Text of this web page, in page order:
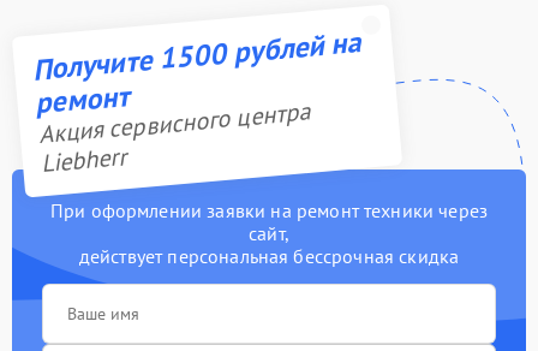
Получите 1500 рублей на
ремонт
Акция сервисного центра
Liebherr
При оформлении заявки на ремонт техники через
сайт,
действует персональная бессрочная скидка